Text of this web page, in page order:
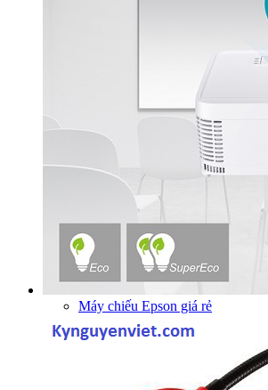
Máy chiếu Epson giá rẻ